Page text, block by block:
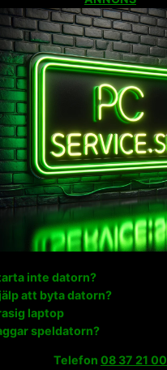
inte datorn?
att byta datorn?
laptop
speldatorn?
Telefon 08 37 21 00